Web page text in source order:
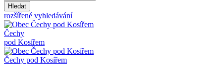
Hledat
rozšířené vyhledávání
Čechy
pod Kosířem
Čechy pod Kosířem